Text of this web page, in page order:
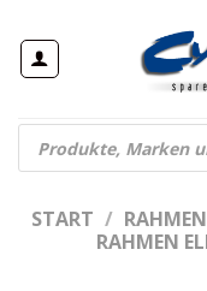
Inhalt
springen
Products
search
START /
RAHMEN